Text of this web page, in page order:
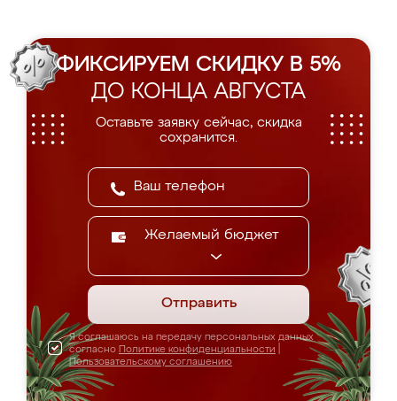
ФИКСИРУЕМ СКИДКУ В 5%
ДО КОНЦА АВГУСТА
Оставьте заявку сейчас, скидка
сохранится.
Желаемый бюджет
Отправить
Я соглашаюсь на передачу персональных данных
согласно Политике конфиденциальности
Пользовательскому соглашению